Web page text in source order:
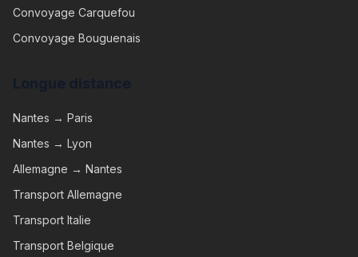
Convoyage Carquefou
Convoyage Bouguenais
Nantes → Paris
Nantes → Lyon
Allemagne → Nantes
Transport Allemagne
Transport Italie
Transport Belgique